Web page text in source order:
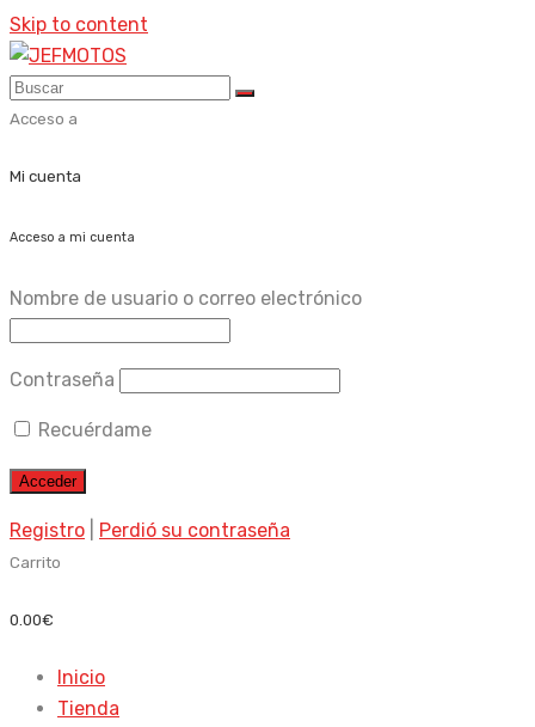
Skip to content
Acceso a
Mi cuenta
Acceso a mi cuenta
Nombre de usuario o correo electrónico
Contraseña
Recuérdame
Registro Perdió su contraseña
Carrito
0.00€
Inicio
Tienda